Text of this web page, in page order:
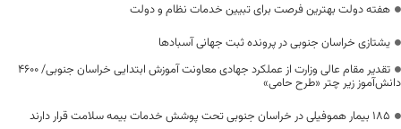
هفته دولت بهترین فرصت برای تبیین خدمات نظام و دولت
یشتازی خراسان جنوبی در پرونده ثبت جهانی آسبادها
تقدیر مقام عالی وزارت از عملکرد جهادی معاونت آموزش ابتدایی خراسان جنوبی/ ۴۶۰۰
دانش‌آموز زیر چتر «طرح حامی»
۱۸۵ بیمار هموفیلی در خراسان جنوبی تحت پوشش خدمات بیمه سلامت قرار دارند